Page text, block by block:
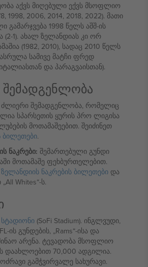
აქვს მიღებული ექვს მსოფლიო
1998, 2006, 2014, 2018, 2022). მათი
გამარჯვება 1998 წელს აშშ-ის
(2-1). ახალ ზელანდიას კი ორ
(1982, 2010), სადაც 2010 წელს
სამივე მატჩი ფრედ
და პარაგვაისთან).
შემადგენლობა
ძლიერი შემადგენლობა, რომელიც
სპარსეთის ყურის პრო ლიგისა
მოთამაშეებით. შეიძინეთ
ბილეთები.
ნაკრები: შემართებული გუნდი
მოთამაშე ფეხბურთელებით.
ნაკრების ბილეთები და
Whites“-ს.
(SoFi Stadium). ინგლვუდი,
ის გუნდების, „Rams“-ისა და
არენა. ტევადობა მსოფლიო
დაახლოებით 70,000 ადგილია.
გამჭვირვალე სახურავი.